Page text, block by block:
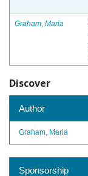
Graham, Maria
Discover
Author
Graham, Maria
Sponsorship